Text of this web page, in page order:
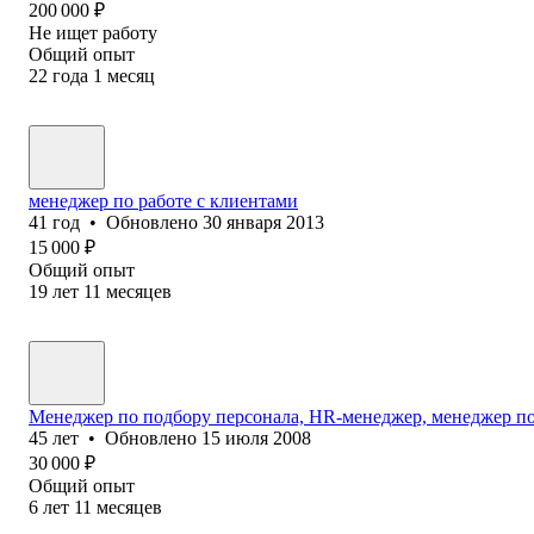
200 000 ₽
Не ищет работу
Общий опыт
22 года 1 месяц
менеджер по работе с клиентами
41 год • Обновлено 30 января 2013
15 000 ₽
Общий опыт
19 лет 11 месяцев
Менеджер по подбору персонала, HR-менеджер, менеджер
45 лет • Обновлено 15 июля 2008
30 000 ₽
Общий опыт
6 лет 11 месяцев